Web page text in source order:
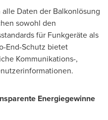
Daten der Balkonlösung
sowohl den
für Funkgeräte als
End-Schutz bietet
Kommunikations-,
Energiegewinne